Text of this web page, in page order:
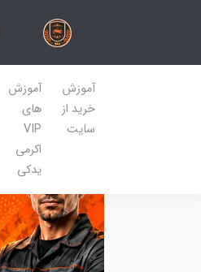
آموزش
خرید از
سایت
آموزش
های
VIP
اکرمی
یدکی